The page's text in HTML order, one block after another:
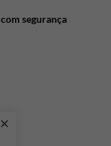
segurança
×